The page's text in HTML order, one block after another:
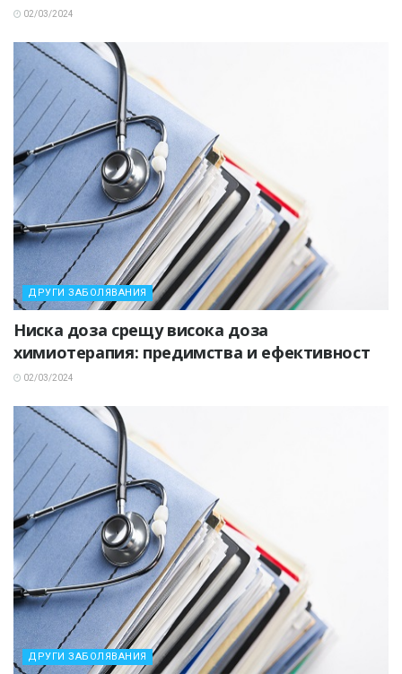
02/03/2024
ДРУГИ ЗАБОЛЯВАНИЯ
Ниска доза срещу висока доза
химиотерапия: предимства и ефективност
02/03/2024
ДРУГИ ЗАБОЛЯВАНИЯ